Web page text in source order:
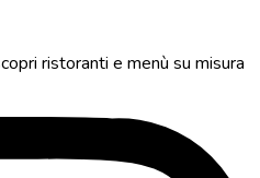
ristoranti e menù su misura